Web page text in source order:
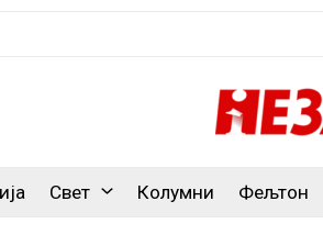
Свет Колумни Фељтон